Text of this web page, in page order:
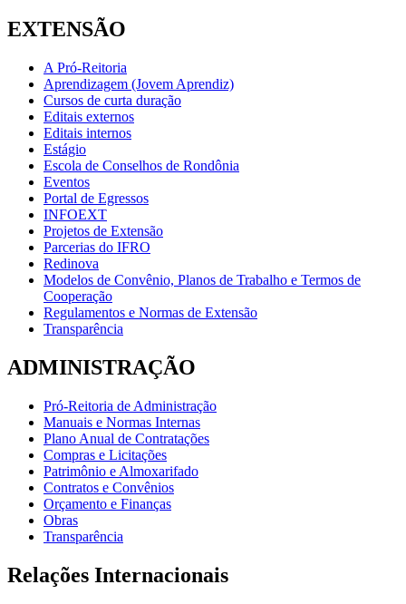
EXTENSÃO
A Pró-Reitoria
Aprendizagem (Jovem Aprendiz)
Cursos de curta duração
Editais externos
Editais internos
Estágio
Escola de Conselhos de Rondônia
Eventos
Portal de Egressos
INFOEXT
Projetos de Extensão
Parcerias do IFRO
Redinova
Modelos de Convênio, Planos de Trabalho e Termos de
Cooperação
Regulamentos e Normas de Extensão
Transparência
ADMINISTRAÇÃO
Pró-Reitoria de Administração
Manuais e Normas Internas
Plano Anual de Contratações
Compras e Licitações
Patrimônio e Almoxarifado
Contratos e Convênios
Orçamento e Finanças
Obras
Transparência
Relações Internacionais